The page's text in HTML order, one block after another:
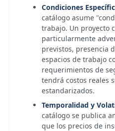
Condiciones
catálogo asume
trabajo. Un proyecto
particularmente
previstos, presencia
espacios de trabajo
requerimientos de
tendrá costos reales
estandarizados.
Temporalidad y
catálogo se publica
que los precios de